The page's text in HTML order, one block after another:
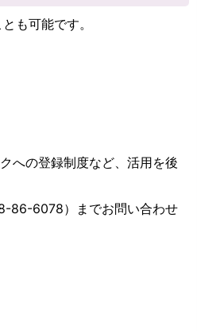
も可能です。
への登録制度など、活用を後
86-6078）までお問い合わせ